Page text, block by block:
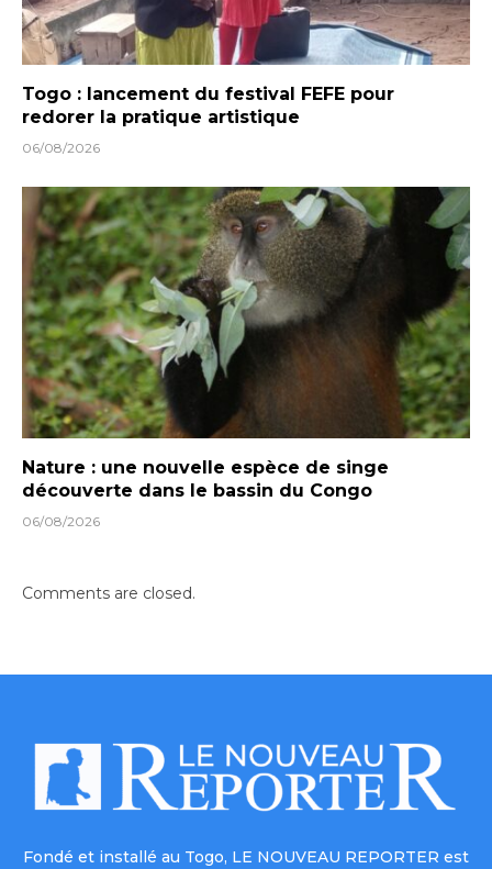
Togo : lancement du festival FEFE pour
redorer la pratique artistique
06/08/2026
Nature : une nouvelle espèce de singe
découverte dans le bassin du Congo
06/08/2026
Comments are closed.
Fondé et installé au Togo, LE NOUVEAU REPORTER est